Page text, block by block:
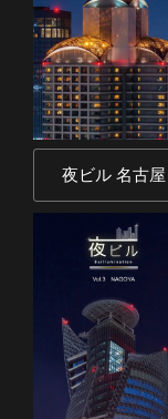
夜ビル 名古屋